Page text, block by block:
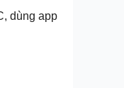
dùng app